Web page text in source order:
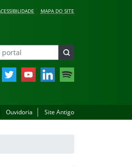
MAPA DO SITE
Twitter YouTube LinkedIn Spotify
Ouvidoria Site Antigo